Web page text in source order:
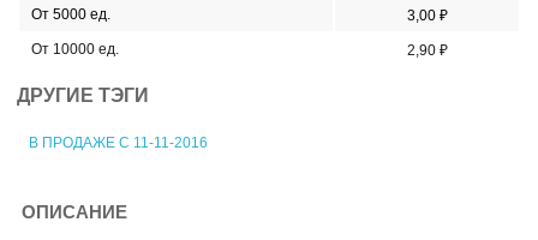
От 5000 ед.
3,00 ₽
От 10000 ед.
2,90 ₽
ДРУГИЕ ТЭГИ
В ПРОДАЖЕ С 11-11-2016
ОПИСАНИЕ